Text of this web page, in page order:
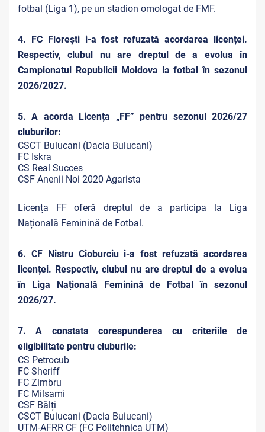
fotbal (Liga 1), pe un stadion omologat de FMF.
4. FC Florești i-a fost refuzată acordarea licenței.
Respectiv, clubul nu are dreptul de a evolua în
Campionatul Republicii Moldova la fotbal în sezonul
2026/2027.
5. A acorda Licența „FF” pentru sezonul 2026/27
cluburilor:
CSCT Buiucani (Dacia Buiucani)
FC Iskra
CS Real Succes
CSF Anenii Noi 2020 Agarista
Licența FF oferă dreptul de a participa la Liga
Națională Feminină de Fotbal.
6. CF Nistru Cioburciu i-a fost refuzată acordarea
licenței. Respectiv, clubul nu are dreptul de a evolua
în Liga Națională Feminină de Fotbal în sezonul
2026/27.
7. A constata corespunderea cu criteriile de
eligibilitate pentru cluburile:
CS Petrocub
FC Sheriff
FC Zimbru
FC Milsami
CSF Bălți
CSCT Buiucani (Dacia Buiucani)
UTM-AFRR CF (FC Politehnica UTM)